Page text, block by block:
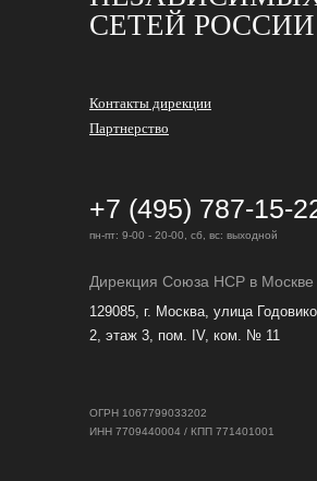
СЕТЕЙ РОССИИ
Контакты дирекции
Партнерство
+7 (495) 787-15-
пн-пт: 9-00 - 20-00, сб, вс: выходной
Дирекция Cоюза НСР в Москве
129085, г. Москва, улица
2, этаж 3, пом. IV, ком. № 11
ОГРН 1067799033202
ИНН 7709440004 / КПП 771401001